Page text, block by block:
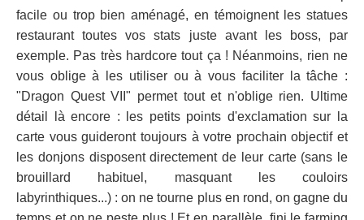
facile ou trop bien aménagé, en témoignent les statues
restaurant toutes vos stats juste avant les boss, par
exemple. Pas très hardcore tout ça ! Néanmoins, rien ne
vous oblige à les utiliser ou à vous faciliter la tâche :
"Dragon Quest VII" permet tout et n'oblige rien. Ultime
détail là encore : les petits points d'exclamation sur la
carte vous guideront toujours à votre prochain objectif et
les donjons disposent directement de leur carte (sans le
brouillard habituel, masquant les couloirs
labyrinthiques...) : on ne tourne plus en rond, on gagne du